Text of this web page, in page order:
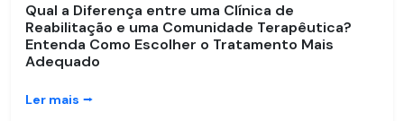
Qual a Diferença entre uma Clínica de
Reabilitação e uma Comunidade Terapêutica?
Entenda Como Escolher o Tratamento Mais
Adequado
Ler mais ⭢